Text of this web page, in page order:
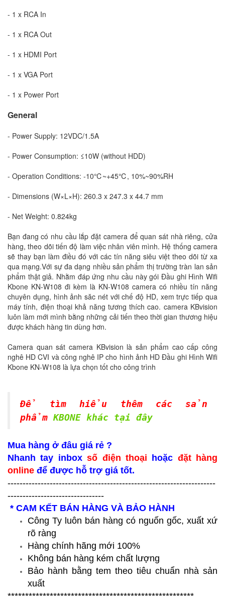
- 1 x RCA In
- 1 x RCA Out
- 1 x HDMI Port
- 1 x VGA Port
- 1 x Power Port
General
- Power Supply: 12VDC/1.5A
- Power Consumption: ≤10W (without HDD)
- Operation Conditions: -10℃~+45℃, 10%~90%RH
- Dimensions (W×L×H): 260.3 x 247.3 x 44.7 mm
- Net Weight: 0.824kg
Bạn đang có nhu cầu lắp đặt camera để quan sát nhà riêng, cửa
hàng, theo dõi tiến độ làm việc nhân viên mình. Hệ thống camera
sẽ thay bạn làm điều đó với các tín năng siêu việt theo dõi từ xa
qua mạng.Với sự đa dạng nhiều sản phẩm thị trường tràn lan sản
phẩm thật giả. Nhằm đáp ứng nhu cầu này gói Đầu ghi Hình Wifi
Kbone KN-W108 đi kèm là KN-W108 camera có nhiều tín năng
chuyên dụng, hình ảnh săc nét với chế độ HD, xem trực tiếp qua
máy tính, điện thoại khả năng tương thích cao. camera KBvision
luôn làm mới mình bằng những cải tiến theo thời gian thương hiệu
được khách hàng tin dùng hơn.
Camera quan sát camera KBvision là sản phẩm cao cấp công
nghê HD CVI và công nghê IP cho hình ảnh HD Đầu ghi Hình Wifi
Kbone KN-W108 là lựa chọn tốt cho công trình
Để tìm hiểu thêm các sản
phẩm KBONE khác tại đây
Mua hàng ở đâu giá rẻ ?
Nhanh tay inboxsố điện thoại hoặc đặt hàng
online để được hỗ trợ giá tốt.
---------------------------------------------------------------------
--------------------------------
* CAM KẾT BÁN HÀNG VÀ BẢO HÀNH
Công Ty luôn bán hàng có nguốn gốc, xuất xứ
rõ ràng
Hàng chính hãng mới 100%
Không bán hàng kém chất lượng
Bảo hành bằng tem theo tiêu chuẩn nhà sản
xuất